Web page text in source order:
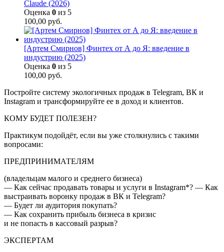
Claude (2026)
Оценка 0 из 5
100,00 руб.
[Артем Смирнов] Финтех от А до Я: введение в
индустрию (2025)
Оценка 0 из 5
100,00 руб.
Постройте систему экологичных продаж в Telegram, ВК и
Instagram и трансформируйте ее в доход и клиентов.
КОМУ БУДЕТ ПОЛЕЗЕН?
Практикум подойдёт, если вы уже столкнулись с такими
вопросами:
ПРЕДПРИНИМАТЕЛЯМ
(владельцам малого и среднего бизнеса)
— Как сейчас продавать товары и услуги в Instagram*? — Как
выстраивать воронку продаж в ВК и Telegram?
— Будет ли аудитория покупать?
— Как сохранить прибыль бизнеса в кризис
и не попасть в кассовый разрыв?
ЭКСПЕРТАМ